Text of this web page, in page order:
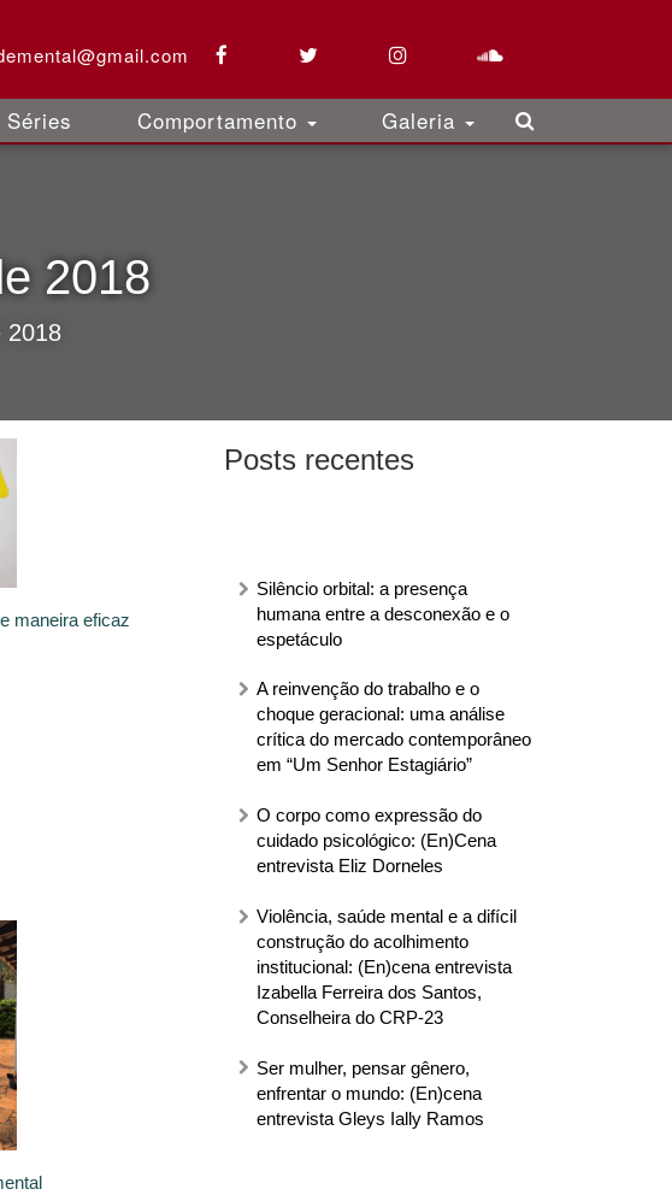
Séries Comportamento Galeria
2018
2018
Posts recentes
Silêncio orbital: a presença
humana entre a desconexão e o
espetáculo
A reinvenção do trabalho e o
choque geracional: uma análise
crítica do mercado contemporâneo
em “Um Senhor Estagiário”
O corpo como expressão do
cuidado psicológico: (En)Cena
entrevista Eliz Dorneles
Violência, saúde mental e a difícil
construção do acolhimento
institucional: (En)cena entrevista
Izabella Ferreira dos Santos,
Conselheira do CRP-23
Ser mulher, pensar gênero,
enfrentar o mundo: (En)cena
entrevista Gleys Ially Ramos
maneira eficaz